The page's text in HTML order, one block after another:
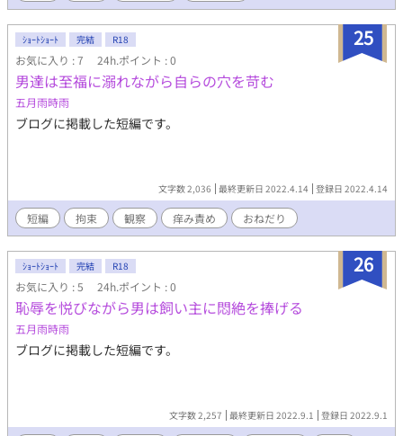
25
ｼｮｰﾄｼｮｰﾄ 完結 R18
お気に入り : 7 24h.ポイント : 0
男達は至福に溺れながら自らの穴を苛む
五月雨時雨
ブログに掲載した短編です。
文字数 2,036 最終更新日 2022.4.14 登録日 2022.4.14
短編 拘束 観察 痒み責め おねだり
26
ｼｮｰﾄｼｮｰﾄ 完結 R18
お気に入り : 5 24h.ポイント : 0
恥辱を悦びながら男は飼い主に悶絶を捧げる
五月雨時雨
ブログに掲載した短編です。
文字数 2,257 最終更新日 2022.9.1 登録日 2022.9.1